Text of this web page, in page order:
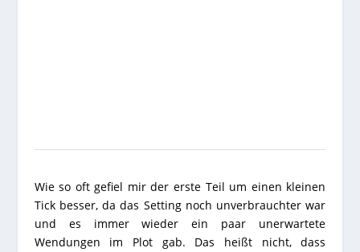
Wie so oft gefiel mir der erste Teil um einen kleinen
Tick besser, da das Setting noch unverbrauchter war
und es immer wieder ein paar unerwartete
Wendungen im Plot gab. Das heißt nicht, dass